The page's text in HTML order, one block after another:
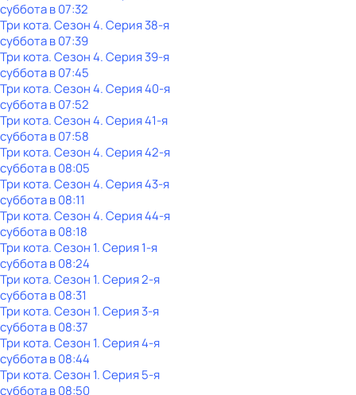
субботав07:32
Три кота. Сезон 4. Серия 38-я
субботав07:39
Три кота. Сезон 4. Серия 39-я
субботав07:45
Три кота. Сезон 4. Серия 40-я
субботав07:52
Три кота. Сезон 4. Серия 41-я
субботав07:58
Три кота. Сезон 4. Серия 42-я
субботав08:05
Три кота. Сезон 4. Серия 43-я
субботав08:11
Три кота. Сезон 4. Серия 44-я
субботав08:18
Три кота. Сезон 1. Серия 1-я
субботав08:24
Три кота. Сезон 1. Серия 2-я
субботав08:31
Три кота. Сезон 1. Серия 3-я
субботав08:37
Три кота. Сезон 1. Серия 4-я
субботав08:44
Три кота. Сезон 1. Серия 5-я
субботав08:50